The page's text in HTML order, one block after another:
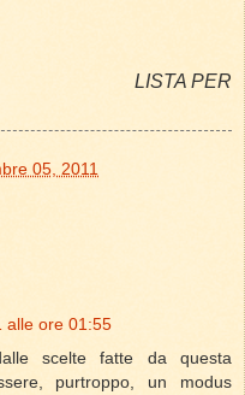
LISTA PER
05, 2011
alle ore 01:55
scelte fatte da questa
purtroppo, un modus